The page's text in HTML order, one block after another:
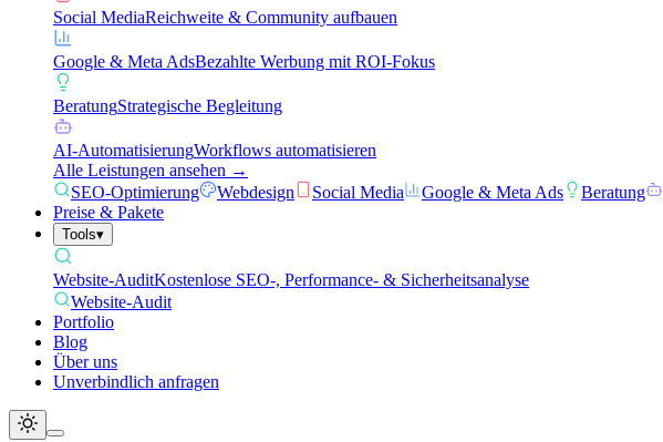
Social MediaReichweite & Community aufbauen
Google & Meta AdsBezahlte Werbung mit ROI-Fokus
BeratungStrategische Begleitung
AI-AutomatisierungWorkflows automatisieren
Alle Leistungen ansehen →
SEO-Optimierung
Webdesign Social Media Google & Meta Ads Beratung
Preise & Pakete
Tools▾
Website-AuditKostenlose SEO-, Performance- & Sicherheitsanalyse
Website-Audit
Portfolio
Blog
Über uns
Unverbindlich anfragen